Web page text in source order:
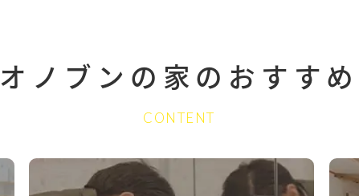
オノブンの家の おすすめ
CONTENT